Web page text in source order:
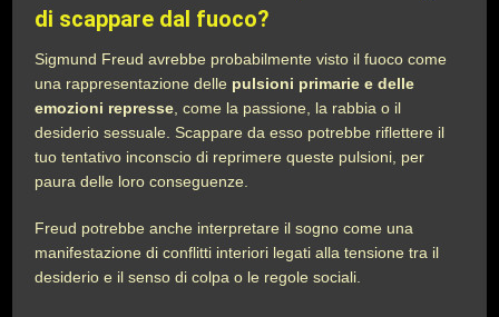
di scappare dal fuoco?
Sigmund Freud avrebbe probabilmente visto il fuoco come
una rappresentazione delle pulsioni primarie e delle
emozioni represse , come la passione, la rabbia o il
desiderio sessuale. Scappare da esso potrebbe riflettere il
tuo tentativo inconscio di reprimere queste pulsioni, per
paura delle loro conseguenze.
Freud potrebbe anche interpretare il sogno come una
manifestazione di conflitti interiori legati alla tensione tra il
desiderio e il senso di colpa o le regole sociali.